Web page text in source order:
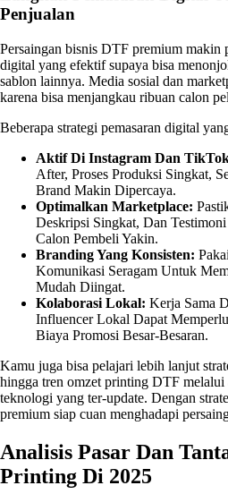
Penjualan
Persaingan bisnis DTF premium makin
digital yang efektif supaya bisa
sablon lainnya. Media sosial dan
karena bisa menjangkau ribuan calon
Beberapa strategi pemasaran digital
Aktif Di Instagram Dan
After, Proses Produksi Singkat,
Brand Makin Dipercaya.
Optimalkan Marketplace:
Deskripsi Singkat, Dan
Calon Pembeli Yakin.
Branding Yang Konsisten:
Komunikasi Seragam Untuk
Mudah Diingat.
Kolaborasi Lokal: Kerja Sama
Influencer Lokal Dapat
Biaya Promosi Besar-Besaran.
Kamu juga bisa pelajari lebih lanjut
hingga tren omzet printing DTF
teknologi yang ter-update. Dengan
premium siap cuan menghadapi
Analisis Pasar Dan
Printing Di 2025